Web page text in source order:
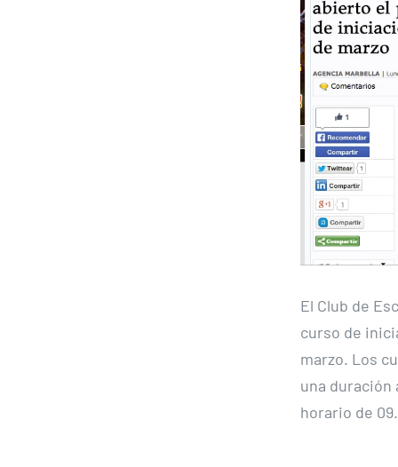
El Club de
curso de
marzo. Los
una duración
horario de